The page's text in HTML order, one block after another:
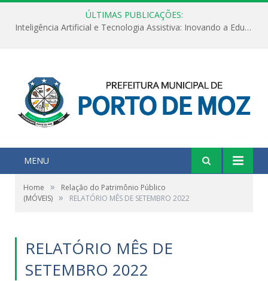
ÚLTIMAS PUBLICAÇÕES:
Inteligência Artificial e Tecnologia Assistiva: Inovando a Educação Especial e Inclusiva
MENU
Home »
Relação do Patrimônio Público
(MÓVEIS) » RELATÓRIO MÊS DE SETEMBRO 2022
RELATÓRIO MÊS DE
SETEMBRO 2022